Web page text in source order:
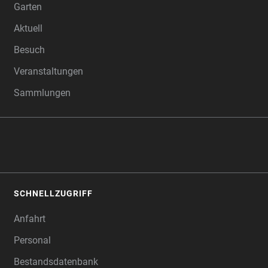
Garten
Aktuell
Besuch
Veranstaltungen
Sammlungen
SCHNELLZUGRIFF
Anfahrt
Personal
Bestandsdatenbank